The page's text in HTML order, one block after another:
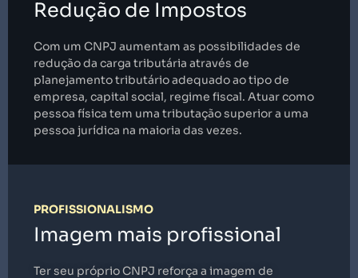
Redução de Impostos
Com um CNPJ aumentam as possibilidades de
redução da carga tributária através de
planejamento tributário adequado ao tipo de
empresa, capital social, regime fiscal. Atuar como
pessoa física tem uma tributação superior a uma
pessoa jurídica na maioria das vezes.
PROFISSIONALISMO
Imagem mais profissional
Ter seu próprio CNPJ reforça a imagem de